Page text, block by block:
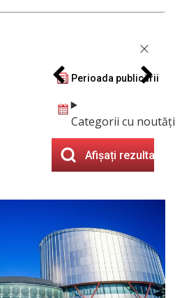
Perioada publicării
Categorii cu noutăți
Afișați rezultatele